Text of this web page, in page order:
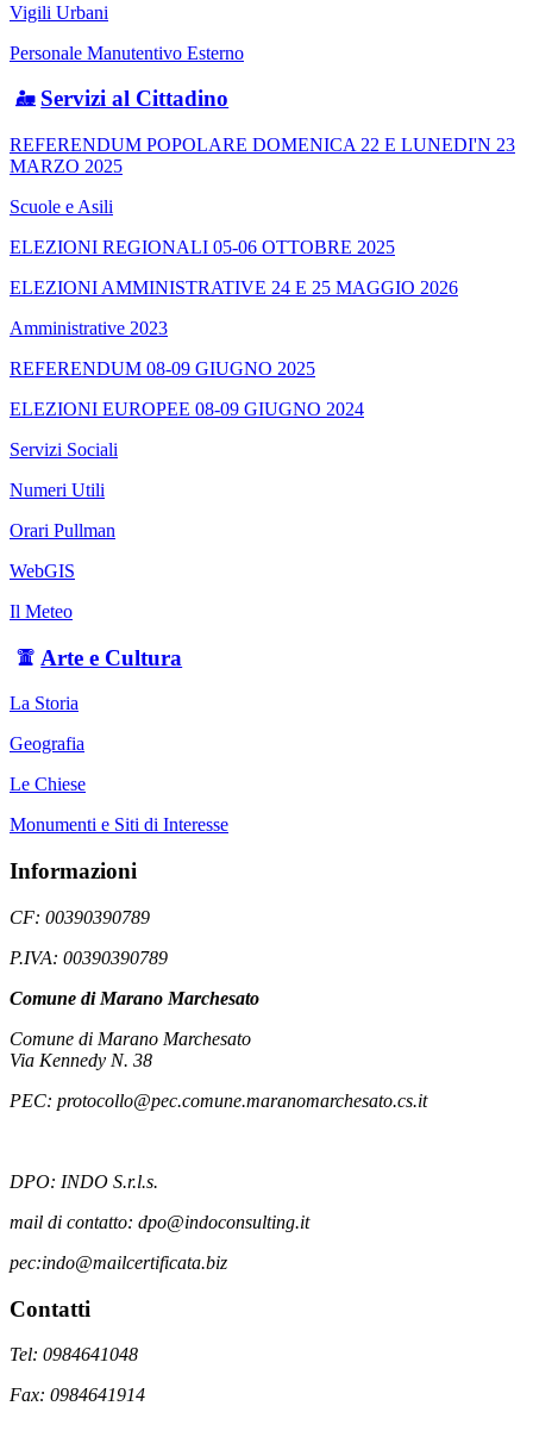
Vigili Urbani
Personale Manutentivo Esterno
Servizi al Cittadino
REFERENDUM POPOLARE DOMENICA 22 E LUNEDI'N 23
MARZO 2025
Scuole e Asili
ELEZIONI REGIONALI 05-06 OTTOBRE 2025
ELEZIONI AMMINISTRATIVE 24 E 25 MAGGIO 2026
Amministrative 2023
REFERENDUM 08-09 GIUGNO 2025
ELEZIONI EUROPEE 08-09 GIUGNO 2024
Servizi Sociali
Numeri Utili
Orari Pullman
WebGIS
Il Meteo
Arte e Cultura
La Storia
Geografia
Le Chiese
Monumenti e Siti di Interesse
Informazioni
CF: 00390390789
P.IVA: 00390390789
Comune di Marano Marchesato
Comune di Marano Marchesato
Via Kennedy N. 38
PEC: protocollo@pec.comune.maranomarchesato.cs.it
DPO: INDO S.r.l.s.
mail di contatto: dpo@indoconsulting.it
pec:indo@mailcertificata.biz
Contatti
Tel: 0984641048
Fax: 0984641914